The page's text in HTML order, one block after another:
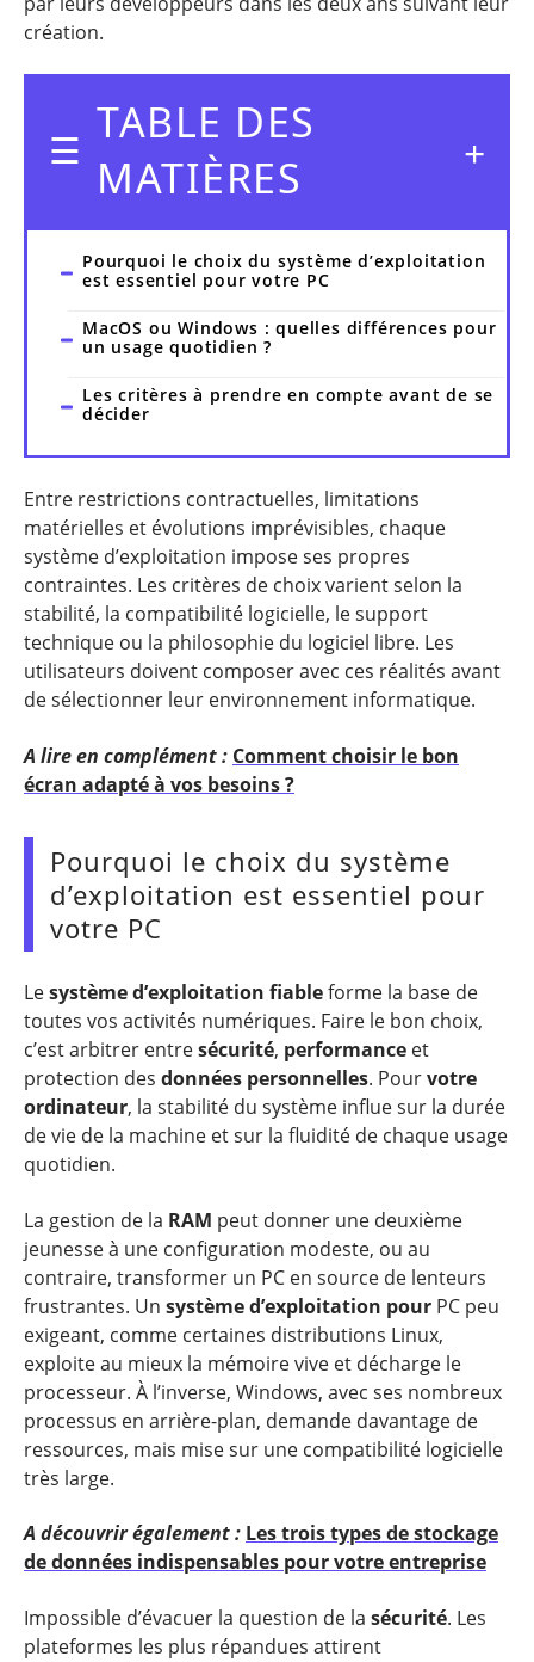
création.
TABLE DES
MATIÈRES
Pourquoi le choix du système d’exploitation
est essentiel pour votre PC
MacOS ou Windows : quelles différences pour
un usage quotidien ?
Les critères à prendre en compte avant de se
décider
Entre restrictions contractuelles, limitations
matérielles et évolutions imprévisibles, chaque
système d’exploitation impose ses propres
contraintes. Les critères de choix varient selon la
stabilité, la compatibilité logicielle, le support
technique ou la philosophie du logiciel libre. Les
utilisateurs doivent composer avec ces réalités avant
de sélectionner leur environnement informatique.
A lire en complément : Comment choisir le bon
écran adapté à vos besoins ?
Pourquoi le choix du système
d’exploitation est essentiel pour
votre PC
Lesystème d’exploitation fiableforme la base de
toutes vos activités numériques. Faire le bon choix,
c’est arbitrer entresécurité, performance et
protection des données personnelles. Pourvotre
ordinateur, la stabilité du système influe sur la durée
de vie de la machine et sur la fluidité de chaque usage
quotidien.
La gestion de la RAM peut donner une deuxième
jeunesse à une configuration modeste, ou au
contraire, transformer un PC en source de lenteurs
frustrantes. Un système d’exploitation pour PC peu
exigeant, comme certaines distributions Linux,
exploite au mieux la mémoire vive et décharge le
processeur. À l’inverse, Windows, avec ses nombreux
processus en arrière-plan, demande davantage de
ressources, mais mise sur une compatibilité logicielle
très large.
A découvrir également : Les trois types de stockage
de données indispensables pour votre entreprise
Impossible d’évacuer la question de la sécurité. Les
plateformes les plus répandues attirent